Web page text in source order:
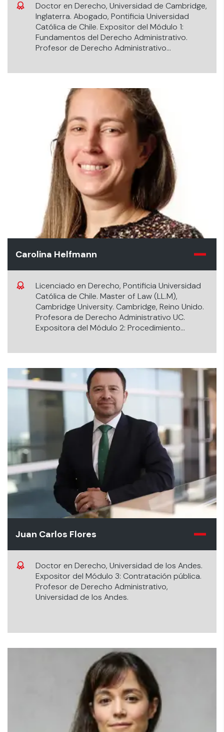
Doctor en Derecho, Universidad de Cambridge,
Inglaterra. Abogado, Pontificia Universidad
Católica de Chile. Expositor del Módulo 1:
Fundamentos del Derecho Administrativo.
Profesor de Derecho Administrativo
Carolina Helfmann
Licenciado en Derecho, Pontificia Universidad
Católica de Chile. Master of Law (LL.M),
Cambridge University. Cambridge, Reino Unido.
Profesora de Derecho Administrativo UC.
Expositora del Módulo 2: Procedimiento
Juan Carlos Flores
Doctor en Derecho, Universidad de los Andes.
Expositor del Módulo 3: Contratación pública.
Profesor de Derecho Administrativo,
Universidad de los Andes.